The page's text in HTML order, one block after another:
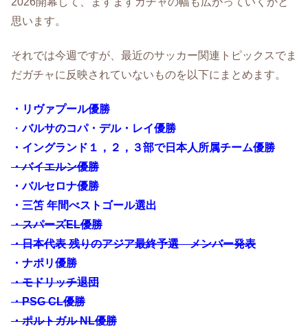
思います。
それでは今週ですが、最近のサッカー関連トピックスでま
だガチャに反映されていないものを以下にまとめます。
・ リヴァプール優勝
・バルサのコパ・デル・レイ優勝
・イングランド１，２，３部で日本人所属チーム優勝
・バイエルン優勝
・バルセロナ優勝
・三笘 年間べストゴール選出
・スパーズEL優勝
・日本代表 残りのアジア最終予選 メンバー発表
・ナポリ優勝
・モドリッチ退団
・PSG CL優勝
・ポルトガル NL優勝